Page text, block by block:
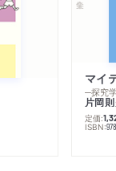
マイ
─探究
片岡
定価:
ISBN: